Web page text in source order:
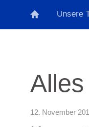
Unsere
12. November